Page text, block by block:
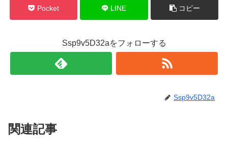
Pocket LINE コピー
Ssp9v5D32aをフォローする
Ssp9v5D32a
関連記事